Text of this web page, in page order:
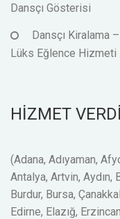
Dansçı Gösterisi
Dansçı Kiralama
Lüks Eğlence Hizmeti
HİZMET
(Adana, Adıyaman,
Antalya, Artvin, Aydın,
Burdur, Bursa,
Edirne, Elazığ,